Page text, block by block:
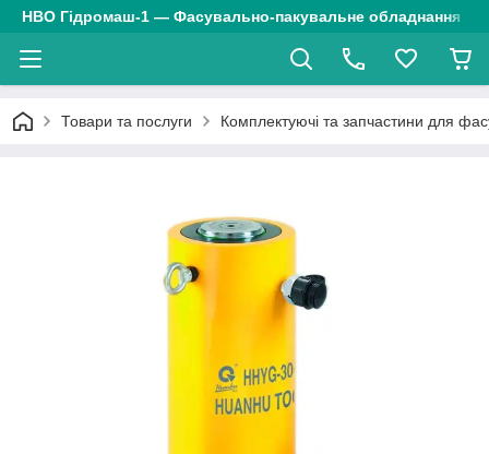
НВО Гідромаш-1 — Фасувально-пакувальне обладнання
Товари та послуги Комплектуючі та запчастини для